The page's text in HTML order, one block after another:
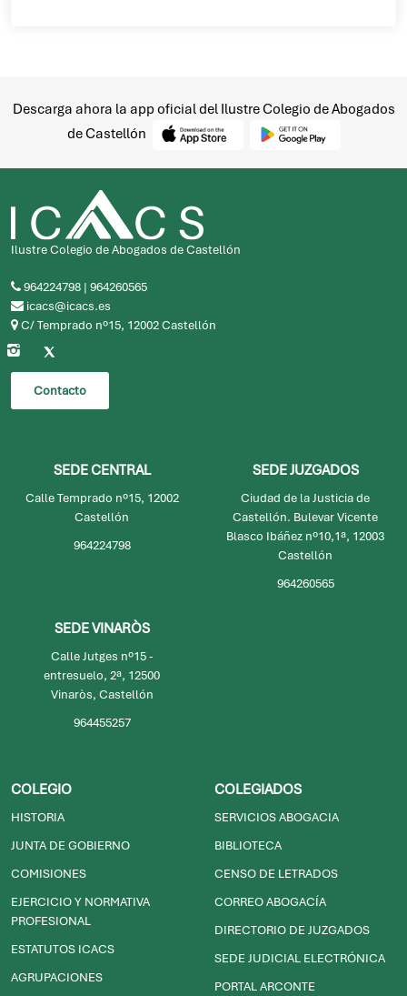
Descarga ahora la app oficial del Ilustre Colegio de Abogados
de Castellón
Ilustre Colegio de Abogados de Castellón
964224798 | 964260565
icacs@icacs.es
C/ Temprado nº15, 12002 Castellón
Contacto
SEDE CENTRAL
Calle Temprado nº15, 12002
Castellón
964224798
SEDE JUZGADOS
Ciudad de la Justicia de
Castellón. Bulevar Vicente
Blasco Ibáñez nº10,1ª, 12003
Castellón
964260565
SEDE VINARÒS
Calle Jutges nº15 -
entresuelo, 2ª, 12500
Vinaròs, Castellón
964455257
COLEGIO
HISTORIA
JUNTA DE GOBIERNO
COMISIONES
EJERCICIO Y NORMATIVA
PROFESIONAL
ESTATUTOS ICACS
AGRUPACIONES
COLEGIADOS
SERVICIOS ABOGACIA
BIBLIOTECA
CENSO DE LETRADOS
CORREO ABOGACÍA
DIRECTORIO DE JUZGADOS
SEDE JUDICIAL ELECTRÓNICA
PORTAL ARCONTE